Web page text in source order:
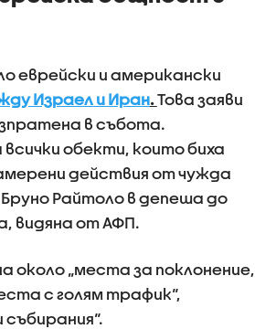
еврейски и американски
Израел и Иран.Това заяви
в събота.
обекти, които биха
действия от чужда
Райтоло в депеша до
видяна от АФП.
около „места за поклонение,
с голям трафик“,
събирания“.